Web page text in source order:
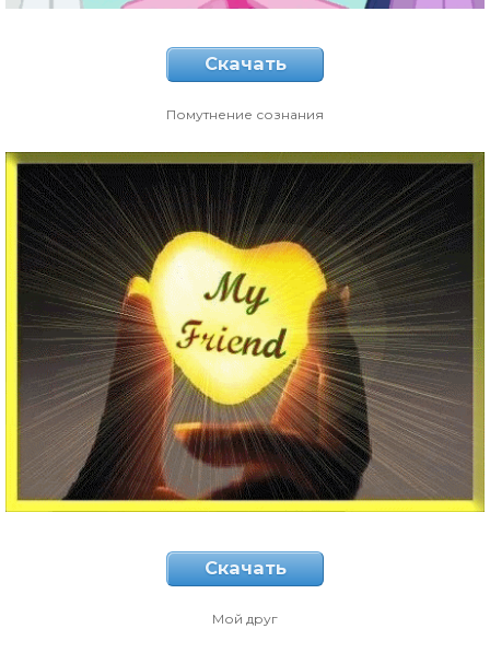
Скачать
Помутнение сознания
Скачать
Мой друг